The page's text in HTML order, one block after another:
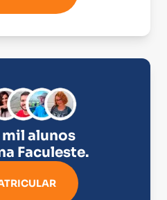
mil alunos
Faculeste.